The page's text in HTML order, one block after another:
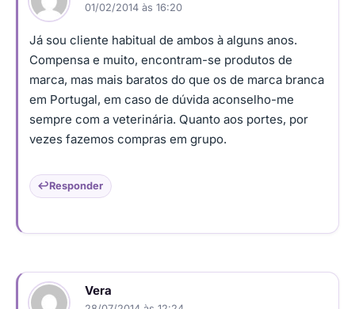
01/02/2014 às 16:20
Já sou cliente habitual de ambos à alguns anos.
Compensa e muito, encontram-se produtos de
marca, mas mais baratos do que os de marca branca
em Portugal, em caso de dúvida aconselho-me
sempre com a veterinária. Quanto aos portes, por
vezes fazemos compras em grupo.
Responder
Vera